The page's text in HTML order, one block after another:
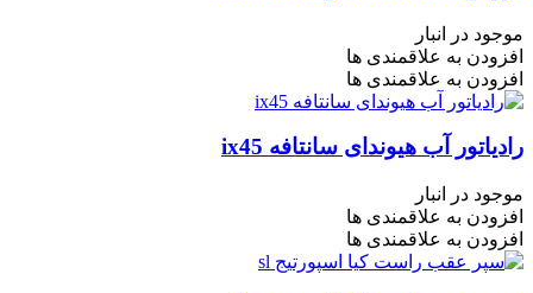
موجود در انبار
افزودن به علاقمندی ها
افزودن به علاقمندی ها
رادیاتور آب هیوندای سانتافه ix45
موجود در انبار
افزودن به علاقمندی ها
افزودن به علاقمندی ها